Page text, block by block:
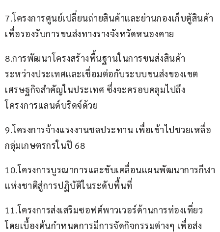
7.โครงการศูนย์เปลี่ยนถ่ายสินค้าและย่านกองเก็บตู้สินค้า
เพื่อรองรับการขนส่งทางรางจังหวัดหนองคาย
8.การพัฒนาโครงสร้างพื้นฐานในการขนส่งสินค้า
ระหว่างประเทศและเชื่อมต่อกับระบบขนส่งของเขต
เศรษฐกิจสำคัญในประเทศ ซึ่งจะครอบคลุมไปถึง
โครงการแลนด์บริดจ์ด้วย
9.โครงการจ้างแรงงานชลประทาน เพื่อเข้าไปชวยเหลื่อ
กลุ่มเกษตรกรในปี 68
10.โครงการบูรณาการและขับเคลื่อนแผนพัฒนาการกีฬา
แห่งชาติสู่การปฏิบัติในระดับพื้นที่
11.โครงการส่งเสริมซอฟต์พาวเวอร์ด้านการท่องเที่ยว
โดยเบื้องต้นกำหนดการมีการจัดกิจกรรมต่างๆ เพื่อส่ง